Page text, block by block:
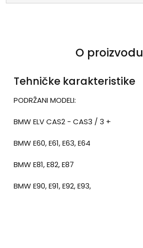
O proizvodu
Tehničke karakteristike
PODRŽANI MODELI:
BMW ELV CAS2 - CAS3 / 3 +
BMW E60, E61, E63, E64
BMW E81, E82, E87
BMW E90, E91, E92, E93,